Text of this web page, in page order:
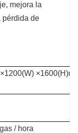
mejora la
pérdida de
/ hora